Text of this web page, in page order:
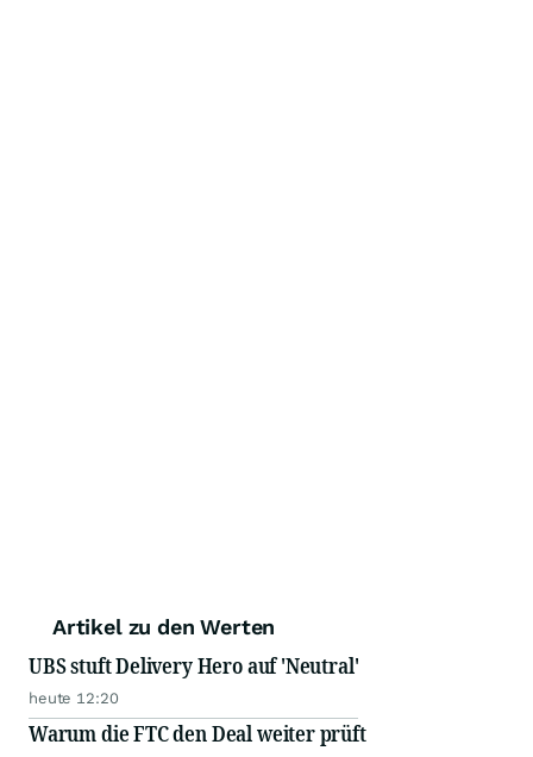
Artikel zu den Werten
UBS stuft Delivery Hero auf 'Neutral'
heute 12:20
Warum die FTC den Deal weiter prüft